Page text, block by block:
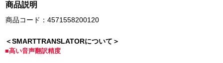
商品説明
商品コード：4571558200120
＜SMARTTRANSLATORについて＞
■高い音声翻訳精度